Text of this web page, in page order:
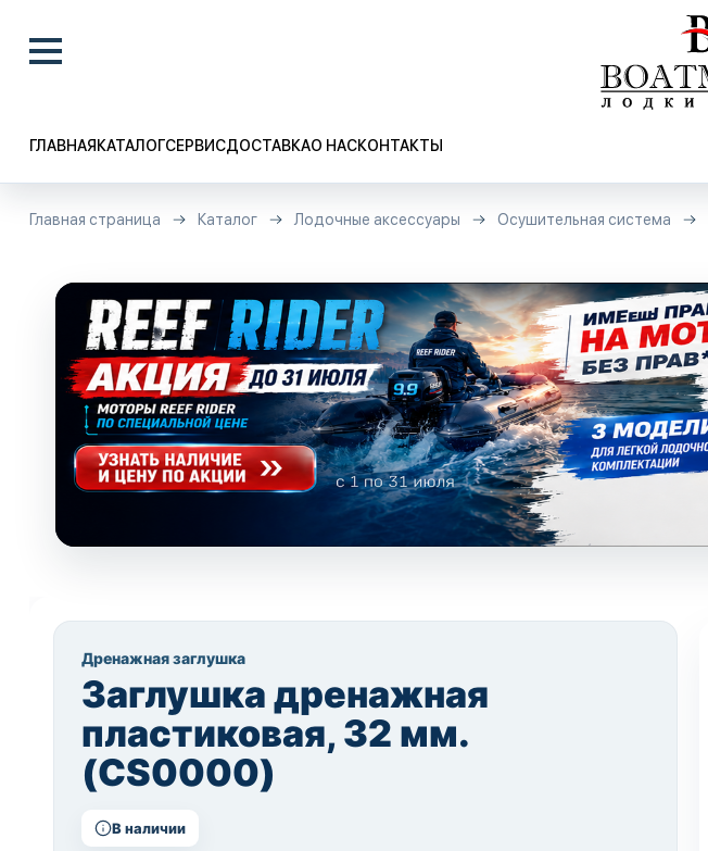
ГЛАВНАЯ КАТАЛОГСЕРВИСДОСТАВКАО НАСКОНТАКТЫ
Главная страница Каталог Лодочные аксессуары Осушительная система
Дренажная заглушка
Заглушка дренажная
пластиковая, 32 мм.
(CS0000)
В наличии